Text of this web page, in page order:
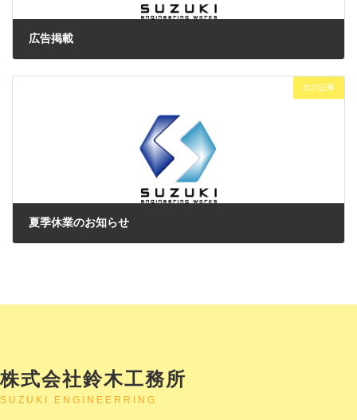
広告掲載
次の記事
夏季休業のお知らせ
株式会社鈴木工務所
SUZUKI ENGINEERRING